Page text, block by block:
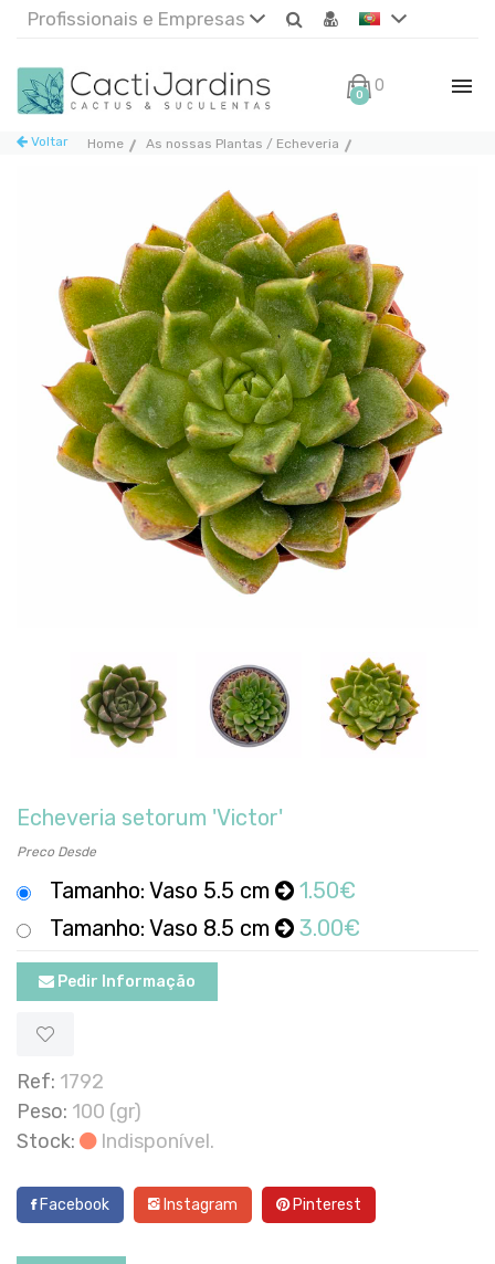
Profissionais e Empresas
0 0€
Home As nossas Plantas / Echeveria
Voltar
Echeveria setorum 'Victor'
Preco Desde
Tamanho: Vaso 5.5 cm
1.50€
Tamanho: Vaso 8.5 cm
3.00€
Pedir Informação
Ref: 1792
Peso: 100 (gr)
Stock:
Indisponível.
Facebook Instagram Pinterest